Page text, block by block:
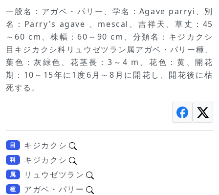
一般名：アガベ・パリー、学名：Agave parryi、別
名：Parry's agave 、mescal、吉祥天、草丈：45
～60 cm、株幅：60～90 cm、分類名：キジカクシ
目キジカクシ科リュウゼツラン属アガベ・パリー種、
葉色：灰緑色、花茎長：3～4 m、花色：黄、開花
期：10～15年に1度6月～8月に開花し、開花後に枯
死する。
目 キジカクシ
科 キジカクシ
属 リュウゼツラン
種 アガベ・パリー